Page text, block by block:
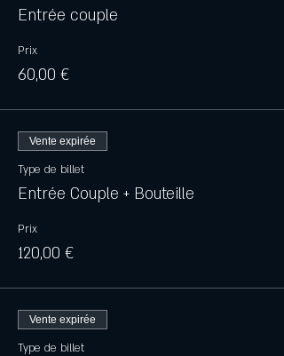
Entrée couple
Prix
60,00 €
Vente expirée
Type de billet
Entrée Couple + Bouteille
Prix
120,00 €
Vente expirée
Type de billet